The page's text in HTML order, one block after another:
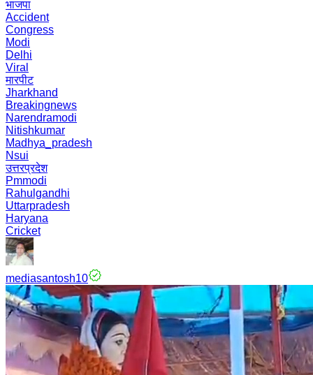
भाजपा
Accident
Congress
Modi
Delhi
Viral
मारपीट
Jharkhand
Breakingnews
Narendramodi
Nitishkumar
Madhya_pradesh
Nsui
उत्तरप्रदेश
Pmmodi
Rahulgandhi
Uttarpradesh
Haryana
Cricket
mediasantosh10